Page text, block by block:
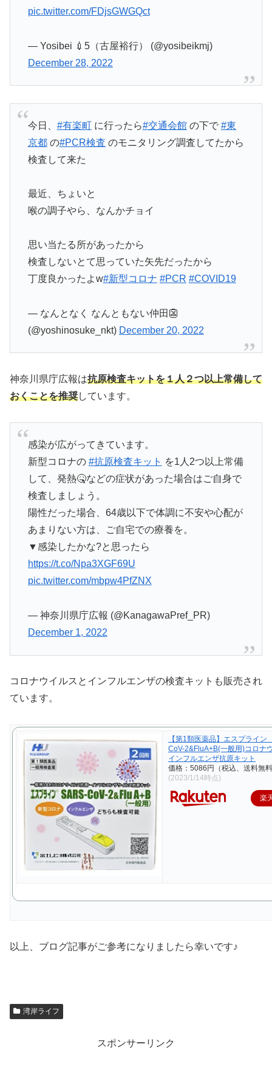
pic.twitter.com/FDjsGWGQct
— Yosibei 💉5（古屋裕行） (@yosibeikmj)
December 28, 2022
今日、 #有楽町に行ったら#交通会館の下で #東
京都の#PCR検査 のモニタリング調査してたから
検査して来た
最近、ちょいと
喉の調子やら、なんかチョイ
思い当たる所があったから
検査しないとて思っていた矢先だったから
丁度良かったよw#新型コロナ #PCR #COVID19
— なんとなく なんともない仲田👺
(@yoshinosuke_nkt) December 20, 2022
神奈川県庁広報は抗原検査キットを１人２つ以上常備して
おくことを推奨しています。
感染が広がってきています。
新型コロナの #抗原検査キット を1人2つ以上常備
して、発熱🤒などの症状があった場合はご自身で
検査しましょう。
陽性だった場合、64歳以下で体調に不安や心配が
あまりない方は、ご自宅での療養を。
▼感染したかな?と思ったら
https://t.co/Npa3XGF69U
pic.twitter.com/mbpw4PfZNX
— 神奈川県庁広報 (@KanagawaPref_PR)
December 1, 2022
コロナウイルスとインフルエンザの検査キットも販売され
ています。
【第1類医薬品】エスプライ
CoV-2&FluA+B(一般用)コロナ
インフルエンザ抗原キット
価格：5086円（税込、送料無
(2023/1/14時点)
楽
以上、ブログ記事がご参考になりましたら幸いです♪
湾岸ライフ
スポンサーリンク